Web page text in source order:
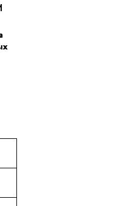
деталям. Для расширения
платформа поддерживает 3D-
инструменты позволят
программы, Jigs and Fixtures,
параллельно, экономя